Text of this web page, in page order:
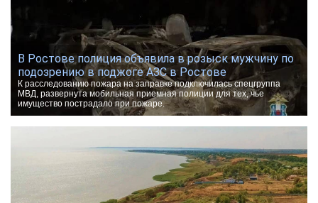
В Ростове полиция объявила в розыск мужчину по
подозрению в поджоге АЗС в Ростове
К расследованию пожара на заправке подключилась спецгруппа
МВД, развернута мобильная приемная полиции для тех, чье
имущество пострадало при пожаре.